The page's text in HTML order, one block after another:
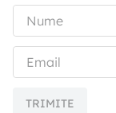
TRIMITE